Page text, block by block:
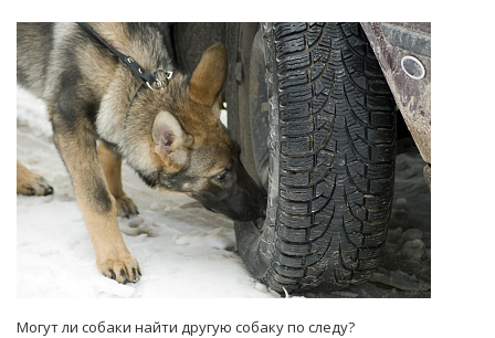
Могут ли собаки найти другую собаку по следу?